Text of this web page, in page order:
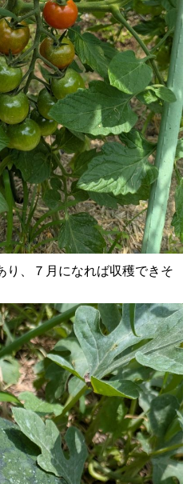
り、７月になれば収穫できそ